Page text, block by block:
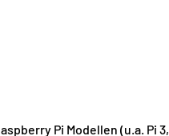
Pi Modellen (u.a. Pi 3,